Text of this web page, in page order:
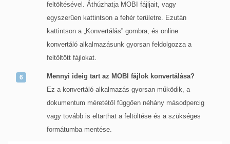
feltöltésével. Áthúzhatja MOBI fájljait, vagy
egyszerűen kattintson a fehér területre. Ezután
kattintson a „Konvertálás” gombra, és online
konvertáló alkalmazásunk gyorsan feldolgozza a
feltöltött fájlokat.
Mennyi ideig tart az MOBI fájlok konvertálása?
Ez a konvertáló alkalmazás gyorsan működik, a
dokumentum méretétől függően néhány másodpercig
vagy tovább is eltarthat a feltöltése és a szükséges
formátumba mentése.